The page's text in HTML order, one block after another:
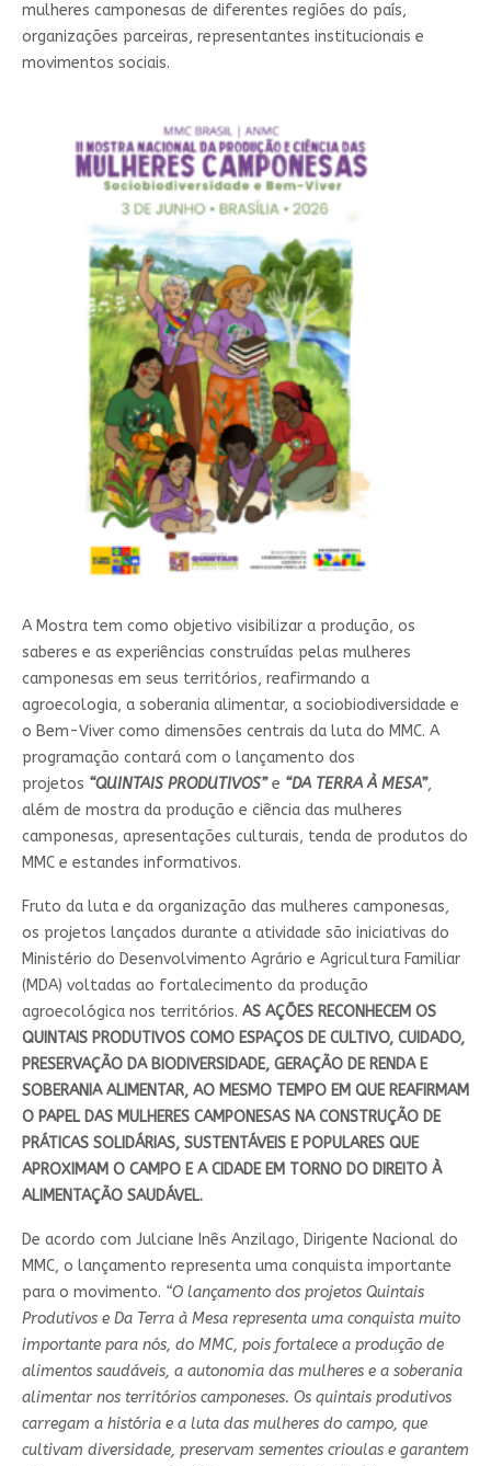
mulheres camponesas de diferentes regiões do país,
organizações parceiras, representantes institucionais e
movimentos sociais.
A Mostra tem como objetivo visibilizar a produção, os
saberes e as experiências construídas pelas mulheres
camponesas em seus territórios, reafirmando a
agroecologia, a soberania alimentar, a sociobiodiversidade e
o Bem-Viver como dimensões centrais da luta do MMC. A
programação contará com o lançamento dos
projetos “QUINTAIS PRODUTIVOS”e “DA TERRA À MESA”,
além de mostra da produção e ciência das mulheres
camponesas, apresentações culturais, tenda de produtos do
MMC e estandes informativos.
Fruto da luta e da organização das mulheres camponesas,
os projetos lançados durante a atividade são iniciativas do
Ministério do Desenvolvimento Agrário e Agricultura Familiar
(MDA) voltadas ao fortalecimento da produção
agroecológica nos territórios. AS AÇÕES RECONHECEM OS
QUINTAIS PRODUTIVOS COMO ESPAÇOS DE CULTIVO, CUIDADO,
PRESERVAÇÃO DA BIODIVERSIDADE, GERAÇÃO DE RENDA E
SOBERANIA ALIMENTAR, AO MESMO TEMPO EM QUE REAFIRMAM
O PAPEL DAS MULHERES CAMPONESAS NA CONSTRUÇÃO DE
PRÁTICAS SOLIDÁRIAS, SUSTENTÁVEIS E POPULARES QUE
APROXIMAM O CAMPO E A CIDADE EM TORNO DO DIREITO À
ALIMENTAÇÃO SAUDÁVEL.
De acordo com Julciane Inês Anzilago, Dirigente Nacional do
MMC, o lançamento representa uma conquista importante
para o movimento. “O lançamento dos projetos Quintais
Produtivos e Da Terra à Mesa representa uma conquista muito
importante para nós, do MMC, pois fortalece a produção de
alimentos saudáveis, a autonomia das mulheres e a soberania
alimentar nos territórios camponeses. Os quintais produtivos
carregam a história e a luta das mulheres do campo, que
cultivam diversidade, preservam sementes crioulas e garantem